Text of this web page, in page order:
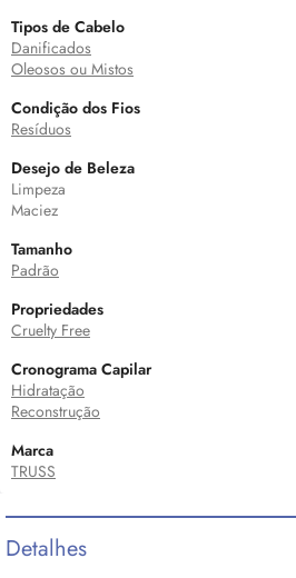
Tipos de Cabelo
Danificados
Oleosos ou Mistos
Condição dos Fios
Resíduos
Desejo de Beleza
Limpeza
Maciez
Tamanho
Padrão
Propriedades
Cruelty Free
Cronograma Capilar
Hidratação
Reconstrução
Marca
TRUSS
Detalhes